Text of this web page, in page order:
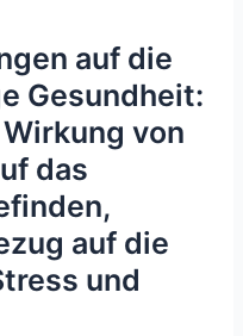
auf die
Gesundheit:
von
das
auf die
und